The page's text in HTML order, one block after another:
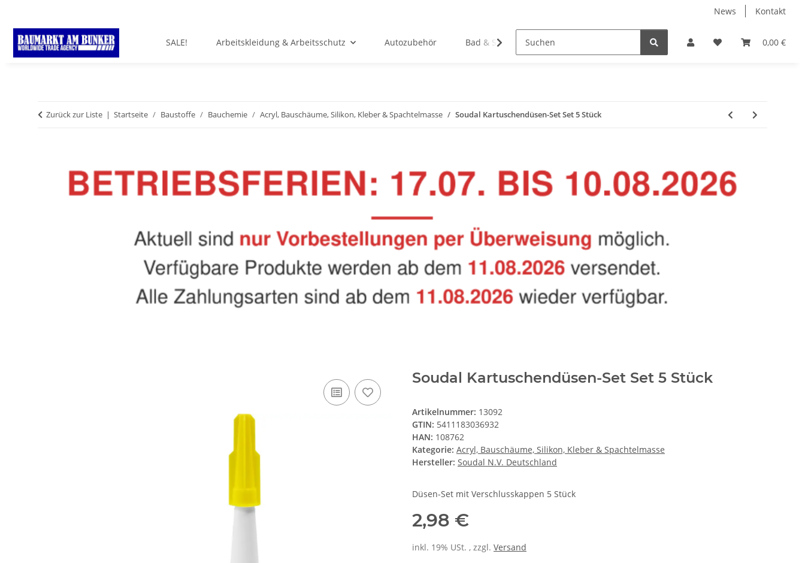
News Kontakt
0,00 €
SALE! Arbeitskleidung & Arbeitsschutz Autozubehör Bad & Sanitär Belüftung & Entlüftung
Zurück zur Liste Startseite Baustoffe Bauchemie Acryl, Bauschäume, Silikon, Kleber & Spachtelmasse Soudal Kartuschendüsen-Set Set 5 Stück
Soudal Kartuschendüsen-Set Set 5 Stück
Artikelnummer: 13092
GTIN: 5411183036932
HAN: 108762
Kategorie: Acryl, Bauschäume, Silikon, Kleber & Spachtelmasse
Hersteller: Soudal N.V. Deutschland
Düsen-Set mit Verschlusskappen 5 Stück
2,98 €
inkl. 19% USt. , zzgl. Versand